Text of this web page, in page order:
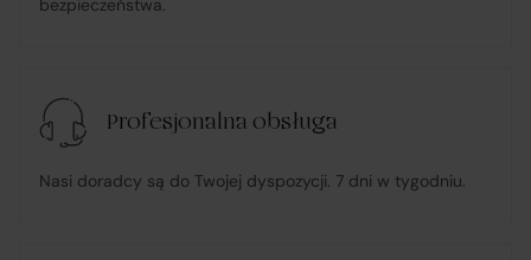
bezpieczeństwa.
Profesjonalna obsługa
Nasi doradcy są do Twojej dyspozycji. 7 dni w tygodniu.